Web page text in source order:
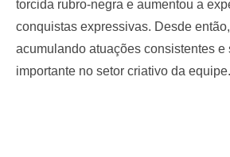
torcida rubro-negra e aumentou a
conquistas expressivas. Desde
acumulando atuações consistentes e
importante no setor criativo da equipe.